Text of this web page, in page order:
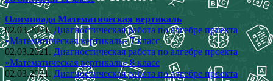
Олимпиада Математическая вертикаль
02.03.2021.Диагностическая работа по алгебре проекта
«Математическая вертикаль» 7 класс
02.03.2021. Диагностическая работа по алгебре проекта
«Математическая вертикаль» 8 класс
02.03.2021. Диагностическая работа по алгебре проекта